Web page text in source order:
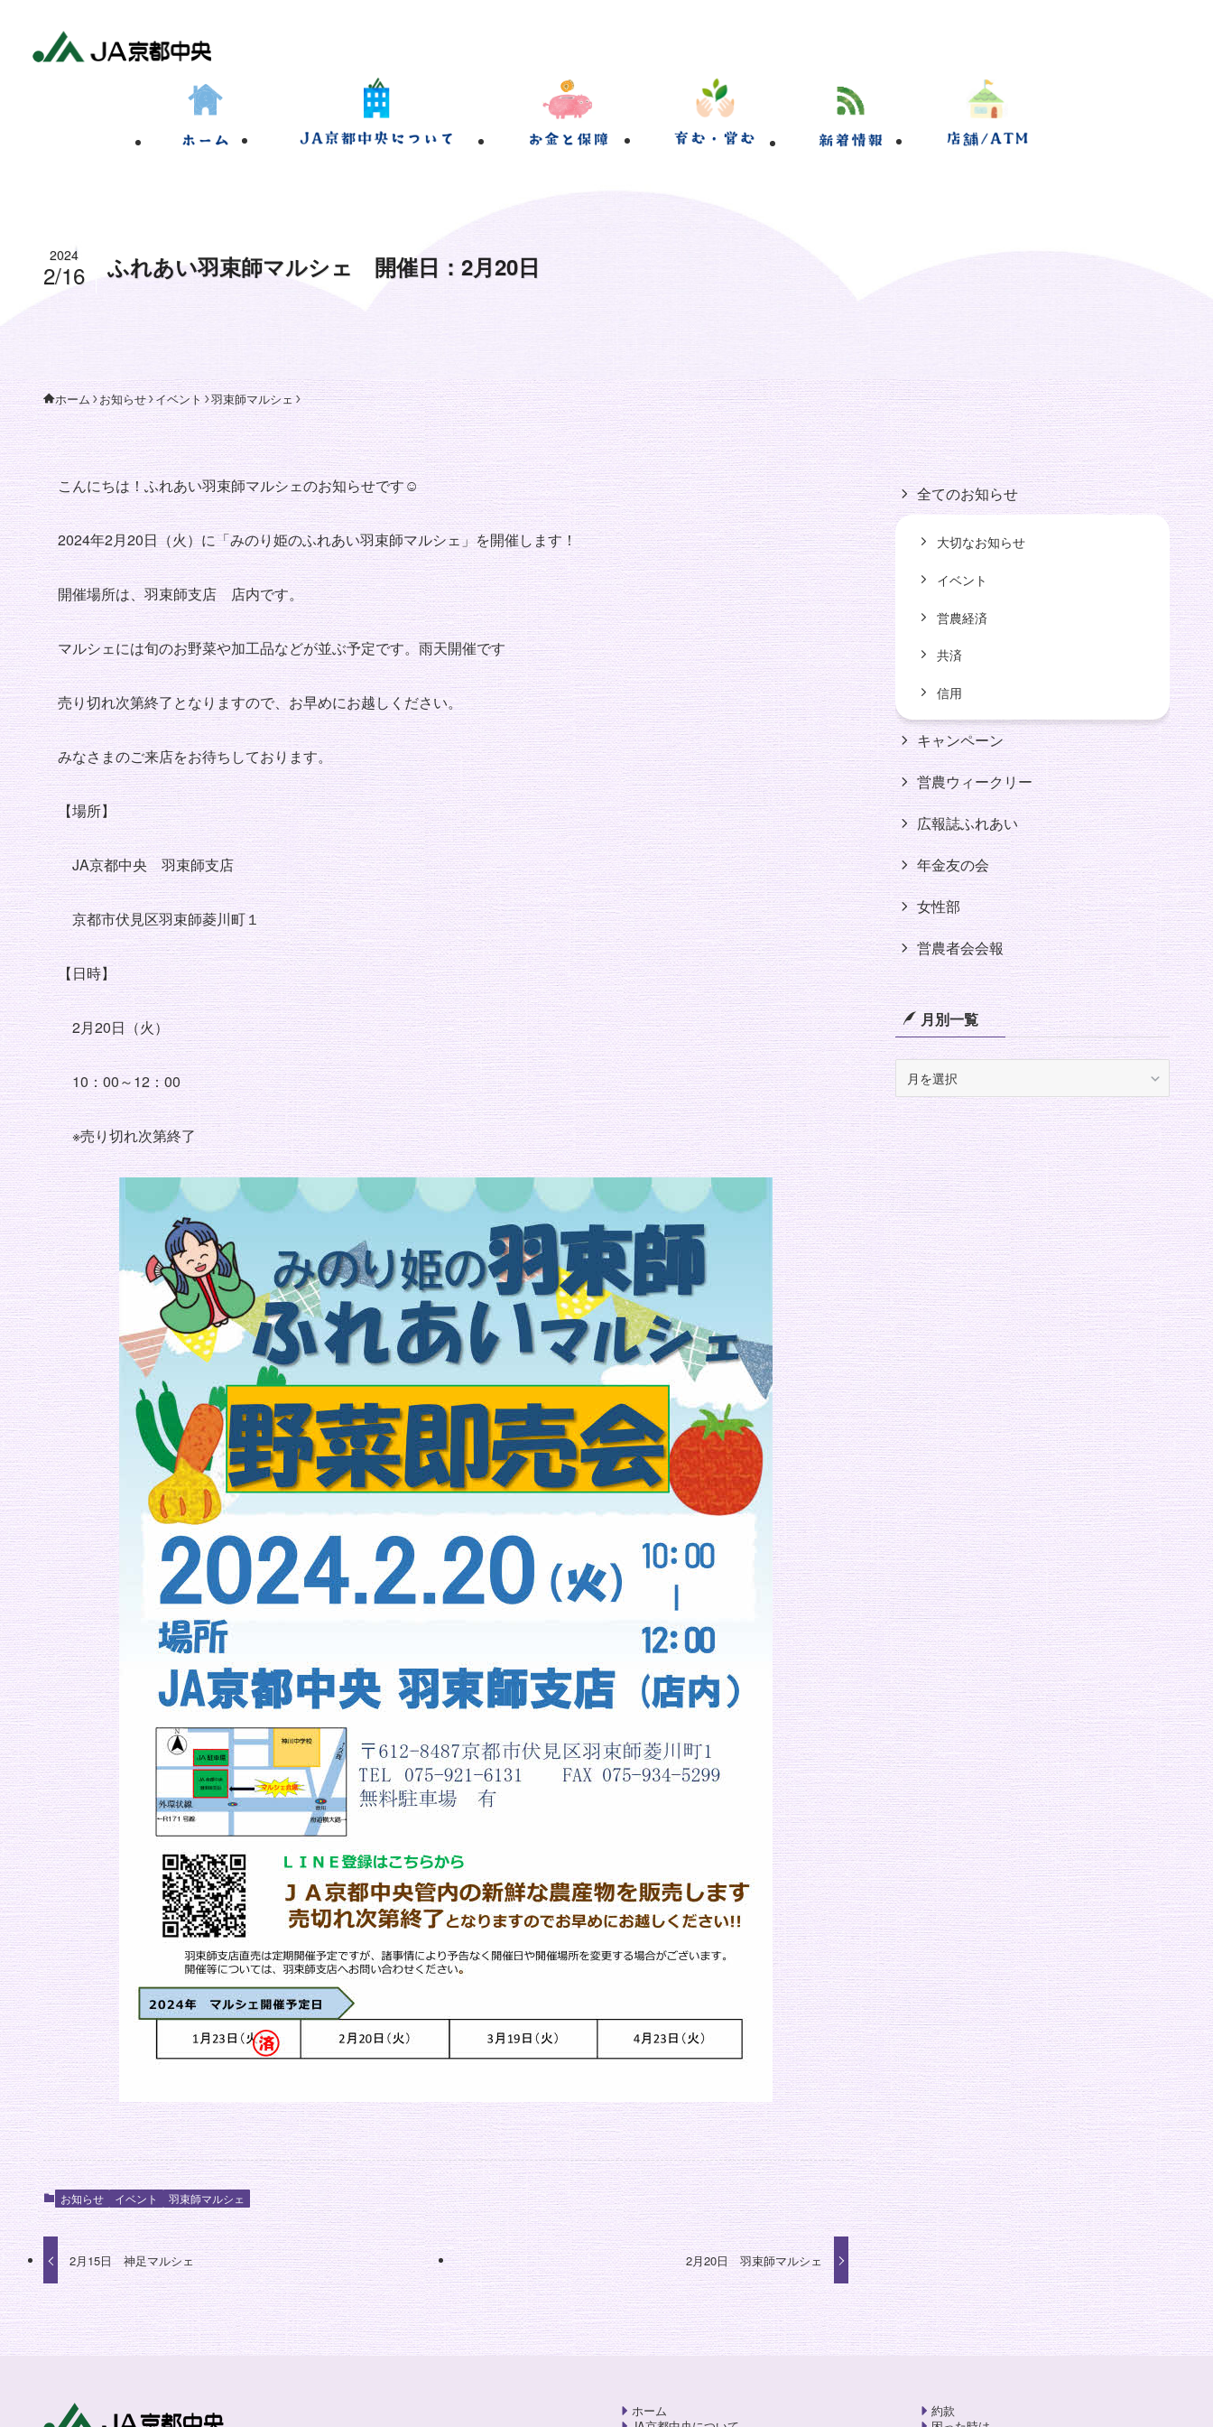
ふれあい羽束師マルシェ 開催日：2月20日
2024
2/16
ホーム お知らせ イベント 羽束師マルシェ
こんにちは！ふれあい羽束師マルシェのお知らせです☺
2024年2月20日（火）に「みのり姫のふれあい羽束師マルシェ」を開催します！
開催場所は、羽束師支店 店内です。
マルシェには旬のお野菜や加工品などが並ぶ予定です。雨天開催です
売り切れ次第終了となりますので、お早めにお越しください。
みなさまのご来店をお待ちしております。
【場所】
JA京都中央 羽束師支店
京都市伏見区羽束師菱川町１
【日時】
2月20日（火）
10：00～12：00
※売り切れ次第終了
お知らせ イベント 羽束師マルシェ
2月15日 神足マルシェ 2月20日 羽束師マルシェ
全てのお知らせ
大切なお知らせ
イベント
営農経済
共済
信用
キャンペーン
営農ウィークリー
広報誌ふれあい
年金友の会
女性部
営農者会会報
月別一覧
別
一
覧
ホーム
約款